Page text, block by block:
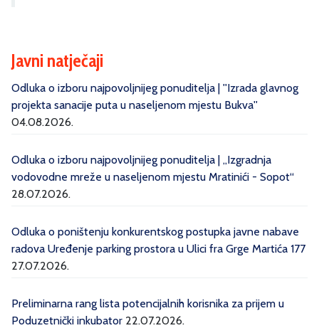
Javni natječaji
Odluka o izboru najpovoljnijeg ponuditelja | ''Izrada glavnog
projekta sanacije puta u naseljenom mjestu Bukva''
04.08.2026.
Odluka o izboru najpovoljnijeg ponuditelja | „Izgradnja
vodovodne mreže u naseljenom mjestu Mratinići - Sopot“
28.07.2026.
Odluka o poništenju konkurentskog postupka javne nabave
radova Uređenje parking prostora u Ulici fra Grge Martića 177
27.07.2026.
Preliminarna rang lista potencijalnih korisnika za prijem u
Poduzetnički inkubator 22.07.2026.